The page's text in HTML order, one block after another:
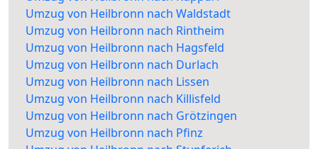
Umzug von Heilbronn nach Waldstadt
Umzug von Heilbronn nach Rintheim
Umzug von Heilbronn nach Hagsfeld
Umzug von Heilbronn nach Durlach
Umzug von Heilbronn nach Lissen
Umzug von Heilbronn nach Killisfeld
Umzug von Heilbronn nach Grötzingen
Umzug von Heilbronn nach Pfinz